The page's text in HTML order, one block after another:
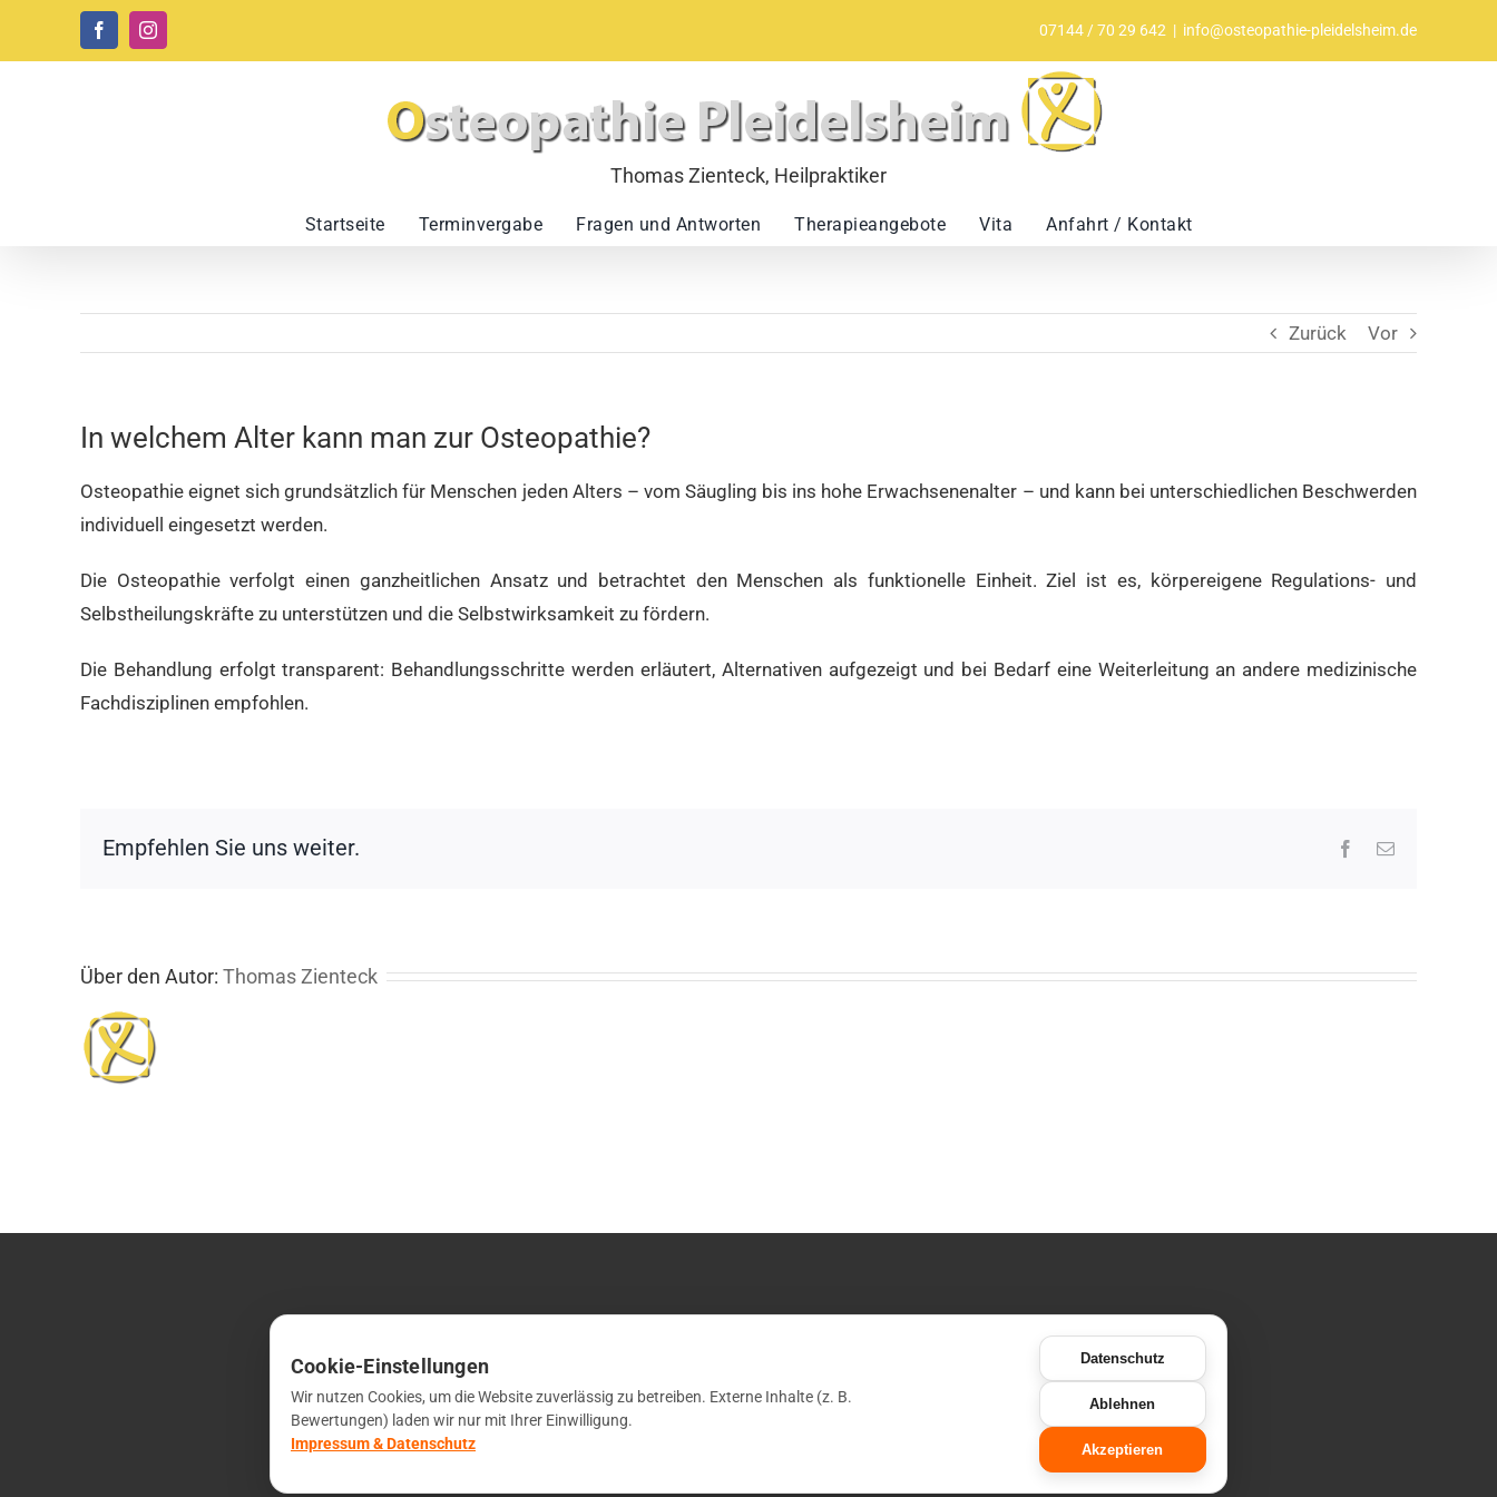
FacebookInstagram 07144 / 70 29 642 | info@osteopathie-pleidelsheim.de
Startseite Terminvergabe Fragen und Antworten Therapieangebote Vita Anfahrt / Kontakt
Zurück Vor
In welchem Alter kann man zur Osteopathie?
Osteopathie eignet sich grundsätzlich für Menschen jeden Alters – vom Säugling bis ins hohe Erwachsenenalter – und kann bei unterschiedlichen Beschwerden
individuell eingesetzt werden.
Die Osteopathie verfolgt einen ganzheitlichen Ansatz und betrachtet den Menschen als funktionelle Einheit. Ziel ist es, körpereigene Regulations- und
Selbstheilungskräfte zu unterstützen und die Selbstwirksamkeit zu fördern.
Die Behandlung erfolgt transparent: Behandlungsschritte werden erläutert, Alternativen aufgezeigt und bei Bedarf eine Weiterleitung an andere medizinische
Fachdisziplinen empfohlen.
Empfehlen Sie uns weiter. Facebook
E-
Über den Autor: Thomas Zienteck
© 2026 Osteopathie Pleidelsheim | Telefon:07144 / 70 29 642
Cookie-Einstellungen
Wir nutzen Cookies, um die Website zuverlässig zu betreiben. Externe Inhalte (z. B.
Bewertungen) laden wir nur mit Ihrer Einwilligung.
Impressum & Datenschutz
Datenschutz
Ablehnen
Akzeptieren